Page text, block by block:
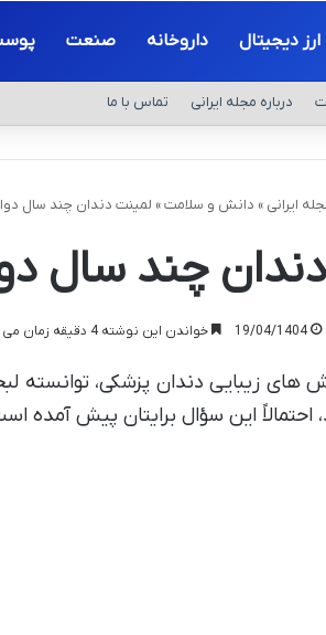
ارز دیجیتال داروخانه صنعت
درباره مجله ایرانی تماس با ما
ایرانی » دانش و سلامت » لمینت دندان چند سال
چند سال
19/04/1404 خواندن این نوشته 4 دقیقه زمان می برد
زیبایی دندان پزشکی، توانسته
این سؤال برایتان پیش آمده